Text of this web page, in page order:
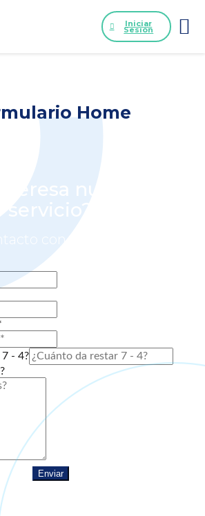
Iniciar
Sesión
Home
nuestro
servicio?
con nosotros!
- 4?
Enviar